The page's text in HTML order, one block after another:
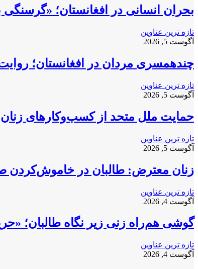
بحران انسانی در افغانستان؛
تازه ترین عناوین
آگوست 5, 2026
چندهمسری مردان در افغانستان؛
تازه ترین عناوین
آگوست 5, 2026
حمایت ملل متحد از کسب‌وکارهای
تازه ترین عناوین
آگوست 5, 2026
زنان معترض: طالبان در خاموش‌کردن
تازه ترین عناوین
آگوست 4, 2026
گوشی هم‌راه زنی زیر نگاه طالبان؛
تازه ترین عناوین
آگوست 4, 2026